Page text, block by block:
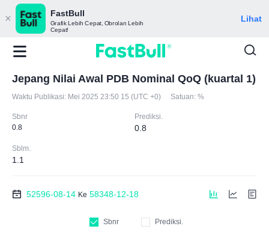
FastBull
Grafik Lebih Cepat, Obrolan Lebih
Cepat!
Lihat
Jepang Nilai Awal PDB Nominal QoQ (kuartal 1)
Waktu Publikasi: Mei 2025 23:50 15 (UTC +0) Satuan: %
Sbnr
0.8
Prediksi.
0.8
Sblm.
1.1
52596-08-14 Ke 58348-12-18
Sbnr
Prediksi.